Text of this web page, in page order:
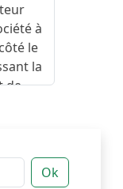
à
le
la
de
Ok